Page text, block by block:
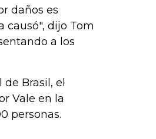
daños es
causó", dijo Tom
a los
Brasil, el
Vale en la
personas.